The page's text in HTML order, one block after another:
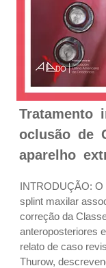
Tratamento
oclusão de
aparelho
INTRODUÇÃO: O
splint maxilar
correção da
anteroposteriores
relato de caso
Thurow,